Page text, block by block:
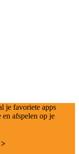
je favoriete apps
afspelen op je